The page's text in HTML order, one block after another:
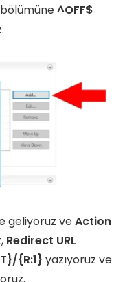
bölümüne^OFF$
geliyoruz veAction
Redirect URL
{R:1} yazıyoruz ve